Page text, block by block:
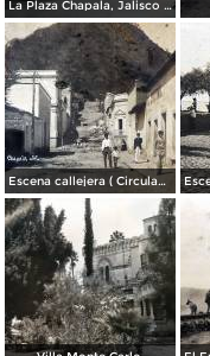
La Plaza Chapala, Jalisco 1961.
Escena callejera ( Circulada el 22 de marzo de 1908 ).